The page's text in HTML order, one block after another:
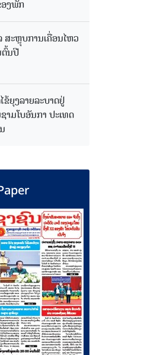
ງພັກ
ະຫຼຸບການເຄື່ອນໄຫວ
ຕົ້ນປີ
ຂ້ຍຸງລາຍລະບາດຢູ່
າມໂບ​ອັນກາ ປະເທດ